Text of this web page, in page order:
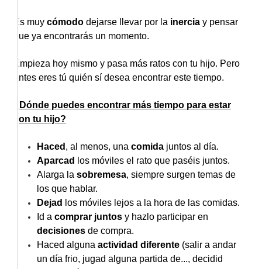
Es muy cómodo dejarse llevar por la inercia y pensar
que ya encontrarás un momento.
Empieza hoy mismo y pasa más ratos con tu hijo. Pero
antes eres tú quién sí desea encontrar este tiempo.
¿Dónde puedes encontrar más tiempo para estar
con tu hijo?
Haced , al menos, una comida juntos al día.
Aparcad
los móviles el rato que paséis juntos.
Alarga la sobremesa, siempre surgen temas de
los que hablar.
Dejad
los móviles lejos a la hora de las comidas.
Id a comprar juntos y hazlo participar en
decisiones de compra.
Haced alguna actividad diferente (salir a andar
un día frio, jugad alguna partida de..., decidid